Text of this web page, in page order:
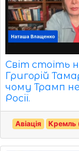
Світ стоїть
Григорій
чому Трамп
Росії.
Авіація Кремль